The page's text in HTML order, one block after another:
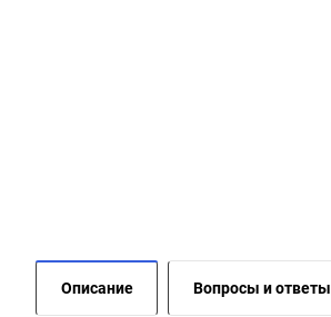
Описание Вопросы и ответы